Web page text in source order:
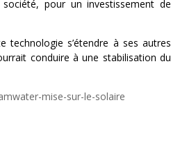
pour un investissement de
s’étendre à ses autres
conduire à une stabilisation du
mise-sur-le-solaire